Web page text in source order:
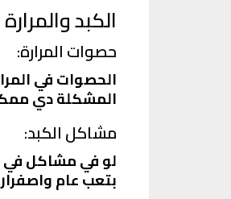
الكبد
حصوات المرارة:
الحصوات في
المشكلة دي
مشاكل الكبد:
لو في مشاكل في
بتعب عام واصفرار